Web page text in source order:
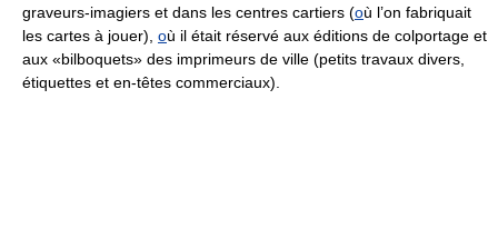
graveurs-imagiers et dans les centres cartiers (où l’on fabriquait
les cartes à jouer), où il était réservé aux éditions de colportage et
aux «bilboquets» des imprimeurs de ville (petits travaux divers,
étiquettes et en-têtes commerciaux).